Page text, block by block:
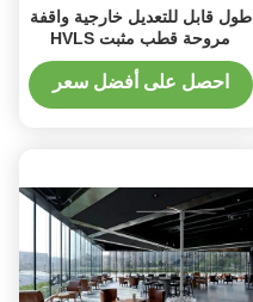
طول قابل للتعديل خارجية واقفة
مروحة قطب مثبت HVLS
مروحة 24 قدم قطر
احصل على أفضل سعر